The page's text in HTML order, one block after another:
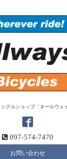
クルショップ「オールウェ
097-574-7470
お問い合わせ